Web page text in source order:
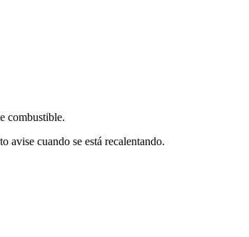
combustible.
avise cuando se está recalentando.